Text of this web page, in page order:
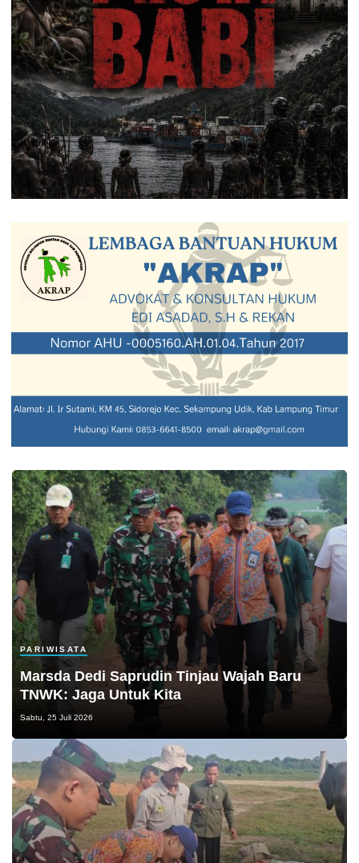
PARIWISATA
Marsda Dedi Saprudin Tinjau Wajah Baru
TNWK: Jaga Untuk Kita
Sabtu, 25 Juli 2026